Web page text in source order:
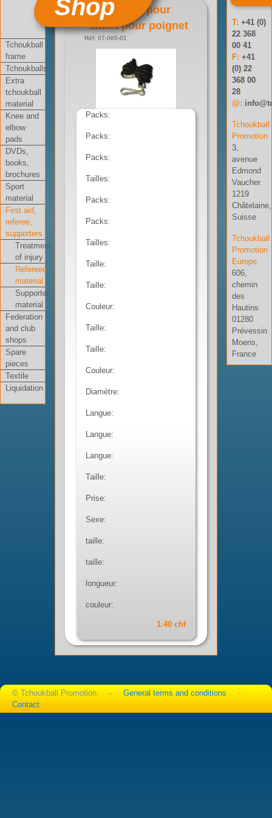
Shop
Tchoukball
frame
Tchoukballs
Extra
tchoukball
material
Knee and
elbow
pads
DVDs,
books,
brochures
Sport
material
First aid,
referee,
supporters
Treatment
of injury
Refereee
material
Supporter
material
Federation
and club
shops
Spare
pieces
Textile
Liquidation
Cordelette pour
sifflet pour poignet
Réf: 07-065-01
Packs:
Packs:
Packs:
Tailles:
Packs:
Packs:
Tailles:
Taille:
Taille:
Couleur:
Taille:
Taille:
Couleur:
Diamètre:
Langue:
Langue:
Langue:
Taille:
Prise:
Sexe:
taille:
taille:
longueur:
couleur:
1.40 chf
T:+41 (0)
22 368
00 41
F:+41
(0) 22
368 00
28
@:
Tchoukball
Promotion
3,
avenue
Edmond
Vaucher
1219
Châtelaine,
Suisse
Tchoukball
Promotion
Europe
606,
chemin
des
Hautins
01280
Prévessin
Moens,
France
© Tchoukball Promotion - General terms and conditions -
Contact